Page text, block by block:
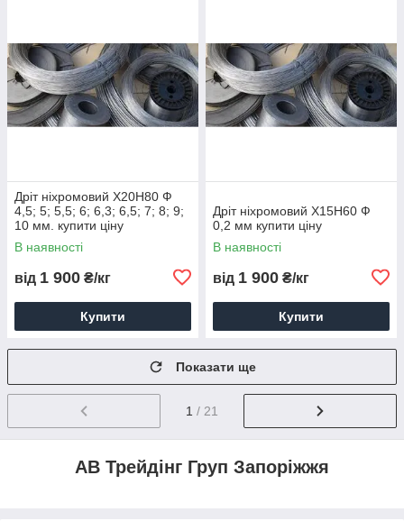
Дріт ніхромовий Х20Н80 Ф
4,5; 5; 5,5; 6; 6,3; 6,5; 7; 8; 9;
10 мм. купити ціну
В наявності
від 1 900 ₴/кг
Купити
Дріт ніхромовий Х15Н60 Ф
0,2 мм купити ціну
В наявності
від 1 900 ₴/кг
Купити
Показати ще
1 / 21
АВ Трейдінг Груп Запоріжжя